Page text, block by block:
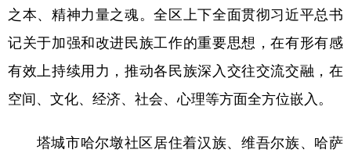
之本、精神力量之魂。全区上下全面贯彻习近平总书
记关于加强和改进民族工作的重要思想，在有形有感
有效上持续用力，推动各民族深入交往交流交融，在
空间、文化、经济、社会、心理等方面全方位嵌入。
塔城市哈尔墩社区居住着汉族、维吾尔族、哈萨